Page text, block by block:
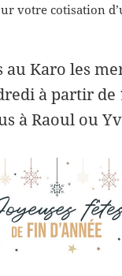
votre cotisation
au Karo les
à partir de
à Raoul ou